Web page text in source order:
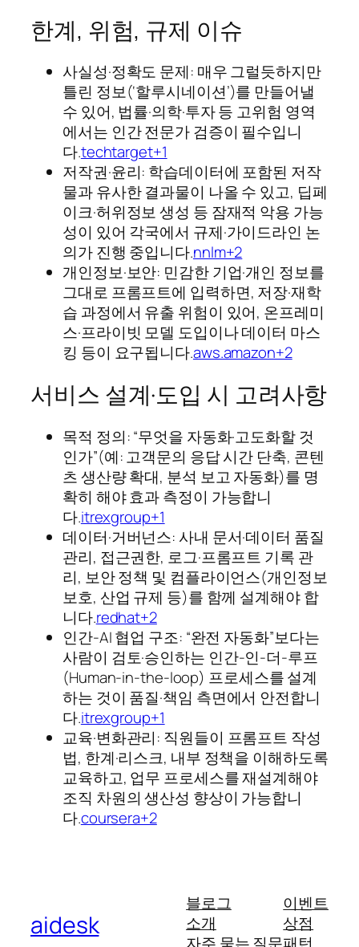
한계, 위험, 규제 이슈
사실성·정확도 문제: 매우 그럴듯하지만
틀린 정보(‘할루시네이션’)를 만들어낼
수 있어, 법률·의학·투자 등 고위험 영역
에서는 인간 전문가 검증이 필수입니
다.techtarget+1
저작권·윤리: 학습데이터에 포함된 저작
물과 유사한 결과물이 나올 수 있고, 딥페
이크·허위정보 생성 등 잠재적 악용 가능
성이 있어 각국에서 규제·가이드라인 논
의가 진행 중입니다.nnlm+2
개인정보·보안: 민감한 기업·개인 정보를
그대로 프롬프트에 입력하면, 저장·재학
습 과정에서 유출 위험이 있어, 온프레미
스·프라이빗 모델 도입이나 데이터 마스
킹 등이 요구됩니다.aws.amazon+2
서비스 설계·도입 시 고려사항
목적 정의: “무엇을 자동화·고도화할 것
인가”(예: 고객문의 응답 시간 단축, 콘텐
츠 생산량 확대, 분석 보고 자동화)를 명
확히 해야 효과 측정이 가능합니
다.itrexgroup+1
데이터·거버넌스: 사내 문서·데이터 품질
관리, 접근권한, 로그·프롬프트 기록 관
리, 보안 정책 및 컴플라이언스(개인정보
보호, 산업 규제 등)를 함께 설계해야 합
니다.redhat+2
인간-AI 협업 구조: “완전 자동화”보다는
사람이 검토·승인하는 인간-인-더-루프
(Human-in-the-loop) 프로세스를 설계
하는 것이 품질·책임 측면에서 안전합니
다.itrexgroup+1
교육·변화관리: 직원들이 프롬프트 작성
법, 한계·리스크, 내부 정책을 이해하도록
교육하고, 업무 프로세스를 재설계해야
조직 차원의 생산성 향상이 가능합니
다.coursera+2
aidesk
블로그
소개
이벤트
상점